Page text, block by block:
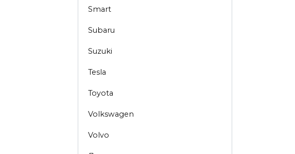
Smart
Subaru
Suzuki
Tesla
Toyota
Volkswagen
Volvo